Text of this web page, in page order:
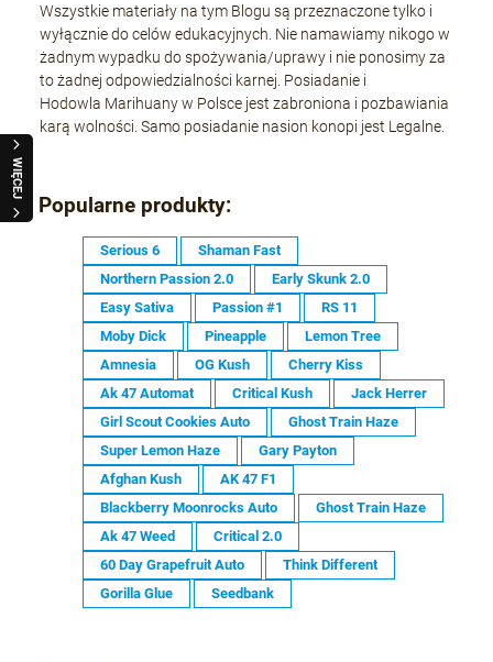
WIĘCEJ
Wszystkie materiały na tym Blogu są przeznaczone tylko i
wyłącznie do celów edukacyjnych. Nie namawiamy nikogo w
żadnym wypadku do spożywania/uprawy i nie ponosimy za
to żadnej odpowiedzialności karnej. Posiadanie i
Hodowla Marihuany w Polsce jest zabroniona i pozbawiania
karą wolności. Samo posiadanie nasion konopi jest Legalne.
Popularne produkty:
Serious 6
Shaman Fast
Northern Passion 2.0
Early Skunk 2.0
Easy Sativa
Passion #1
RS 11
Moby Dick
Pineapple
Lemon Tree
Amnesia
OG Kush
Cherry Kiss
Ak 47 Automat
Critical Kush
Jack Herrer
Girl Scout Cookies Auto
Ghost Train Haze
Super Lemon Haze
Gary Payton
Afghan Kush
AK 47 F1
Blackberry Moonrocks Auto
Ghost Train Haze
Ak 47 Weed
Critical 2.0
60 Day Grapefruit Auto
Think Different
Gorilla Glue
Seedbank